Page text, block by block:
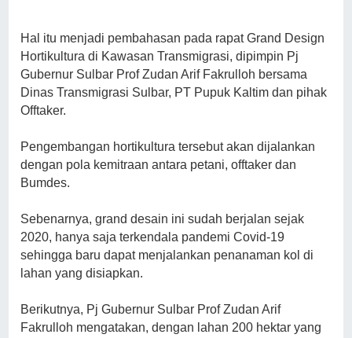
Hal itu menjadi pembahasan pada rapat Grand Design
Hortikultura di Kawasan Transmigrasi, dipimpin Pj
Gubernur Sulbar Prof Zudan Arif Fakrulloh bersama
Dinas Transmigrasi Sulbar, PT Pupuk Kaltim dan pihak
Offtaker.
Pengembangan hortikultura tersebut akan dijalankan
dengan pola kemitraan antara petani, offtaker dan
Bumdes.
Sebenarnya, grand desain ini sudah berjalan sejak
2020, hanya saja terkendala pandemi Covid-19
sehingga baru dapat menjalankan penanaman kol di
lahan yang disiapkan.
Berikutnya, Pj Gubernur Sulbar Prof Zudan Arif
Fakrulloh mengatakan, dengan lahan 200 hektar yang